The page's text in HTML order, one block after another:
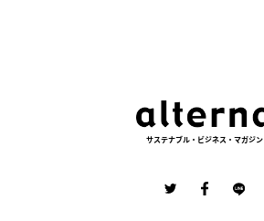
サステナブル・ビジネス・マガジン